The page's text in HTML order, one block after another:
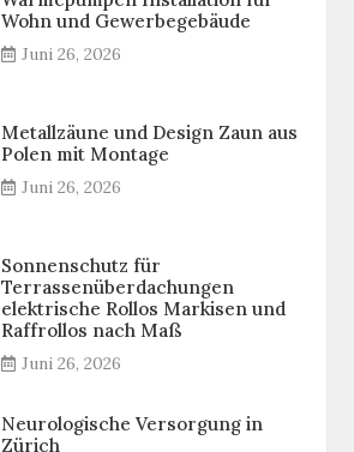
Wohn und Gewerbegebäude
Juni 26, 2026
Metallzäune und Design Zaun aus
Polen mit Montage
Juni 26, 2026
Sonnenschutz für
Terrassenüberdachungen
elektrische Rollos Markisen und
Raffrollos nach Maß
Juni 26, 2026
Neurologische Versorgung in
Zürich